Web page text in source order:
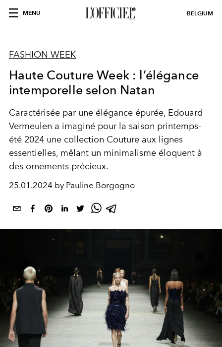
MENU BELGIUM
FASHION WEEK
Haute Couture Week : l’élégance
intemporelle selon Natan
Caractérisée par une élégance épurée, Edouard
Vermeulen a imaginé pour la saison printemps-
été 2024 une collection Couture aux lignes
essentielles, mêlant un minimalisme éloquent à
des ornements précieux.
25.01.2024 by Pauline Borgogno